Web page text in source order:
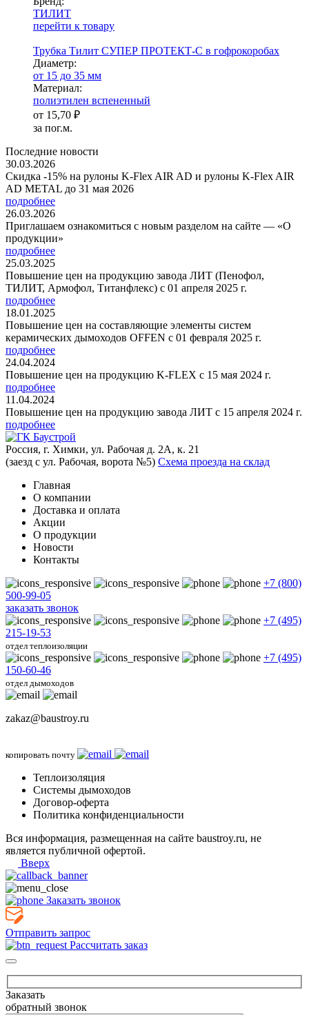
ТИЛИТ
перейти к товару
Трубка Тилит СУПЕР ПРОТЕКТ-С в гофрокоробах
Диаметр:
от 15 до 35 мм
Ма­­те­­ри­­ал:
полиэтилен вспененный
от 15,70 ₽
за пог.м.
Последние новости
30.03.2026
Скидка -15% на рулоны K-Flex AIR AD и рулоны K-Flex AIR
AD METAL до 31 мая 2026
подробнее
26.03.2026
Приглашаем ознакомиться с новым разделом на сайте — «О
продукции»
подробнее
25.03.2025
Повышение цен на продукцию завода ЛИТ (Пенофол,
ТИЛИТ, Армофол, Титанфлекс) с 01 апреля 2025 г.
подробнее
18.01.2025
Повышение цен на составляющие элементы систем
керамических дымоходов OFFEN с 01 февраля 2025 г.
подробнее
24.04.2024
Повышение цен на продукцию K-FLEX с 15 мая 2024 г.
подробнее
11.04.2024
Повышение цен на продукцию завода ЛИТ с 15 апреля 2024 г.
подробнее
Россия, г. Химки, ул. Рабочая д. 2А, к. 21
(заезд с ул. Рабочая, ворота №5) Схема проезда на склад
Главная
О компании
Доставка и оплата
Акции
О продукции
Новости
Контакты
+7 (800)
500-99-05
заказать звонок
+7 (495)
215-19-53
отдел теплоизоляции
+7 (495)
150-60-46
отдел дымоходов
zakaz@baustroy.ru
копировать почту
Теплоизоляция
Системы дымоходов
Договор-оферта
Политика конфиденциальности
Вся информация, размещенная на сайте baustroy.ru, не
является публичной офертой.
Вверх
Заказать звонок
Отправить запрос
Рассчитать заказ
Заказать
обратный звонок